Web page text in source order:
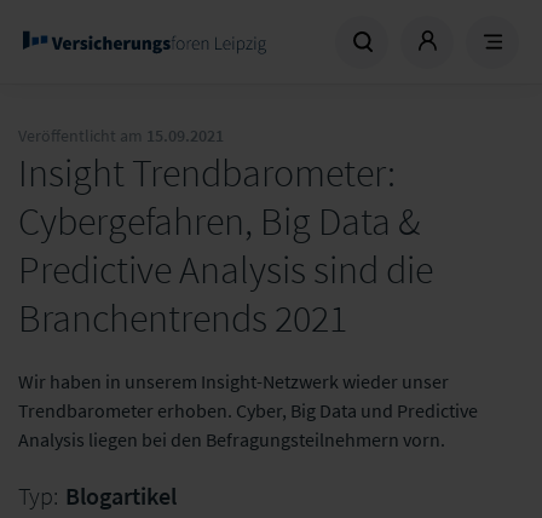
Veröffentlicht am 15.09.2021
Insight Trendbarometer:
Cybergefahren, Big Data &
Predictive Analysis sind die
Branchentrends 2021
Wir haben in unserem Insight-Netzwerk wieder unser
Trendbarometer erhoben. Cyber, Big Data und Predictive
Analysis liegen bei den Befragungsteilnehmern vorn.
Typ: Blogartikel